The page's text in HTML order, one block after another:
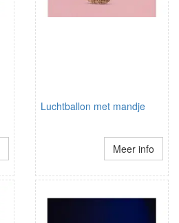
Luchtballon met mandje
Meer info